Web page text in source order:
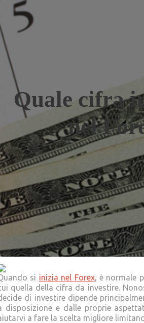
Quale cifra
nel
si inizia nel Forex, è normale
quella della cifra da investire.
di investire dipende
disposizione e dalle proprie
a fare la scelta migliore